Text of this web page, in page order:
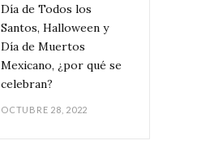
Día de Todos los
Santos, Halloween y
Día de Muertos
Mexicano, ¿por qué se
celebran?
OCTUBRE 28, 2022